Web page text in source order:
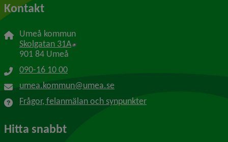
Kontakt
Umeå kommun
Skolgatan 31A Länk till annan webbplats, öppnas i nytt
901 84 Umeå
090-16 10 00
umea.kommun@umea.se
Frågor, felanmälan och synpunkter
Hitta snabbt